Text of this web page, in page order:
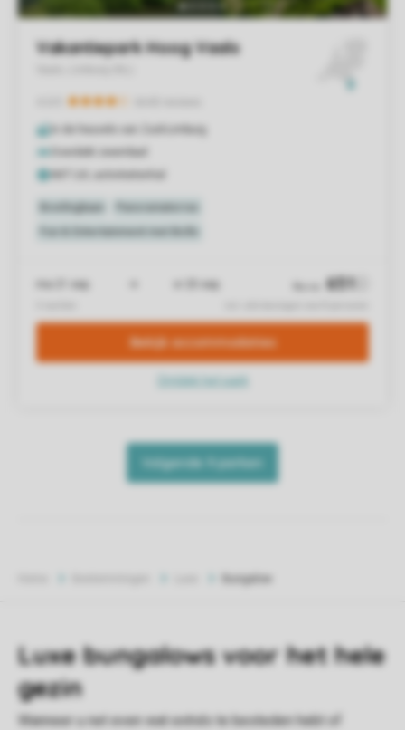
Luxe bungalows voor het hele
gezin
Wanneer u net even wat extra's te besteden hebt of